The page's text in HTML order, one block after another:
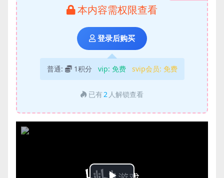
本内容需权限查看
登录后购买
普通: 1积分 vip: 免费 svip会员: 免费
已有2 人解锁查看